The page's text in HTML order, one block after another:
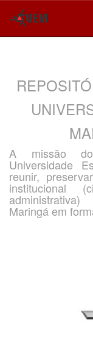
A missão do
Universidade
reunir,
institucional
Maringá em